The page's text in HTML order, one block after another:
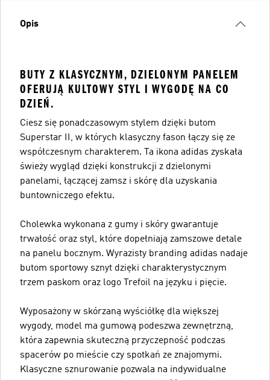
Opis
BUTY Z KLASYCZNYM, DZIELONYM PANELEM
OFERUJĄ KULTOWY STYL I WYGODĘ NA CO
DZIEŃ.
Ciesz się ponadczasowym stylem dzięki butom
Superstar II, w których klasyczny fason łączy się ze
współczesnym charakterem. Ta ikona adidas zyskała
świeży wygląd dzięki konstrukcji z dzielonymi
panelami, łączącej zamsz i skórę dla uzyskania
buntowniczego efektu.
Cholewka wykonana z gumy i skóry gwarantuje
trwałość oraz styl, które dopełniają zamszowe detale
na panelu bocznym. Wyrazisty branding adidas nadaje
butom sportowy sznyt dzięki charakterystycznym
trzem paskom oraz logo Trefoil na języku i pięcie.
Wyposażony w skórzaną wyściółkę dla większej
wygody, model ma gumową podeszwa zewnętrzną,
która zapewnia skuteczną przyczepność podczas
spacerów po mieście czy spotkań ze znajomymi.
Klasyczne sznurowanie pozwala na indywidualne